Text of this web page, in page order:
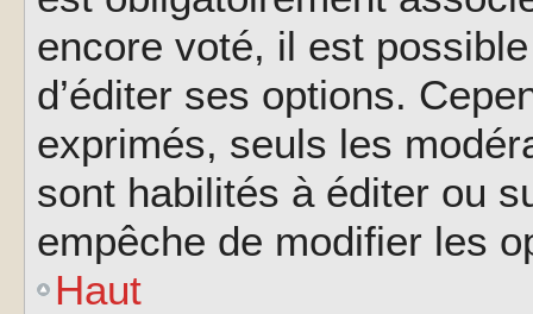
encore voté, il est
d’éditer ses options.
exprimés, seuls les
sont habilités à éditer ou
empêche de modifier les
Haut